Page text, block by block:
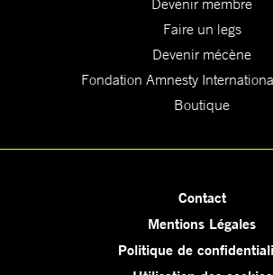
Devenir membre
Faire un legs
Devenir mécène
Fondation Amnesty
Boutique
Contact
Mentions Légales
Politique de